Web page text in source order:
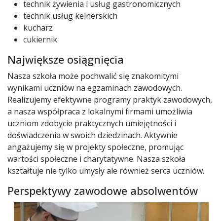
technik żywienia i usług gastronomicznych
technik usług kelnerskich
kucharz
cukiernik
Największe osiągnięcia
Nasza szkoła może pochwalić się znakomitymi
wynikami uczniów na egzaminach zawodowych.
Realizujemy efektywne programy praktyk zawodowych,
a nasza współpraca z lokalnymi firmami umożliwia
uczniom zdobycie praktycznych umiejętności i
doświadczenia w swoich dziedzinach. Aktywnie
angażujemy się w projekty społeczne, promując
wartości społeczne i charytatywne. Nasza szkoła
kształtuje nie tylko umysły ale również serca uczniów.
Perspektywy zawodowe absolwentów